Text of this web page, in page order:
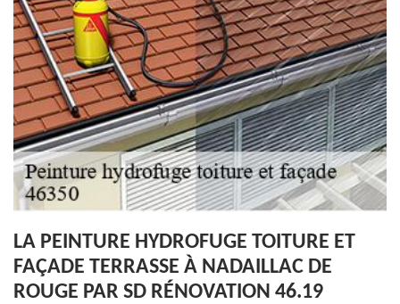
LA PEINTURE HYDROFUGE TOITURE ET
FAÇADE TERRASSE À NADAILLAC DE
ROUGE PAR SD RÉNOVATION 46.19